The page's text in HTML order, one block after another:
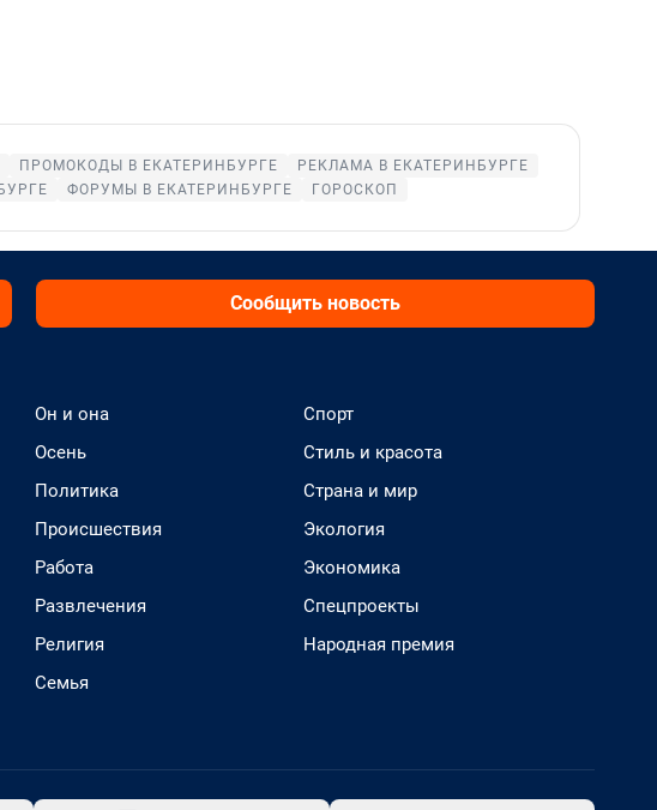
ПРОМОКОДЫ В ЕКАТЕРИНБУРГЕ
РЕКЛАМА В ЕКАТЕРИНБУРГЕ
ФОРУМЫ В ЕКАТЕРИНБУРГЕ ГОРОСКОП
Сообщить новость
Он и она
Осень
Политика
Происшествия
Работа
Развлечения
Религия
Семья
Спорт
Стиль и красота
Страна и мир
Экология
Экономика
Спецпроекты
Народная премия